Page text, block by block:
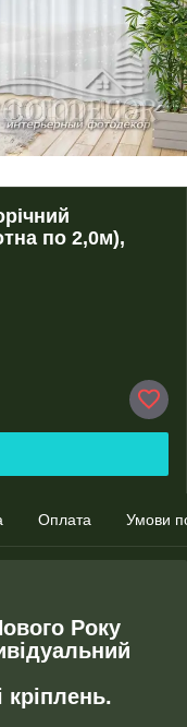
по 2,0м),
Оплата Умови
Року
кріплень.